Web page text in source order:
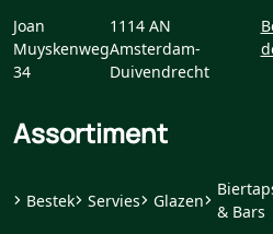
Joan
Muyskenweg
34
1114 AN
Amsterdam-
Duivendrecht
Assortiment
Bestek Servies Glazen
& Bars